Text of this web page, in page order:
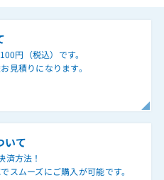
円（税込）です。
見積りになります。
いて
済方法！
スムーズにご購入が可能です。